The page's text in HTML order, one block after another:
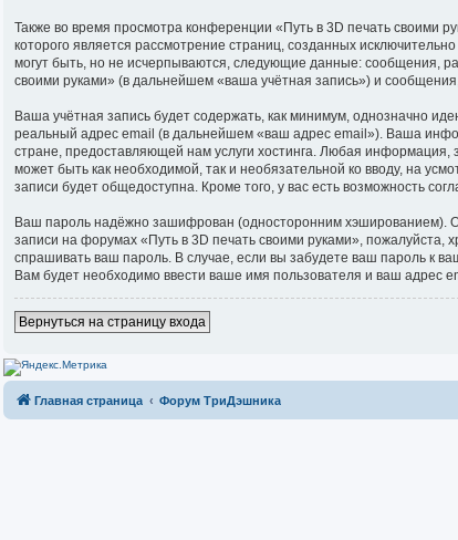
Также во время просмотра конференции «Путь в 3D печать своими
которого является рассмотрение страниц, созданных
могут быть, но не исчерпываются, следующие данные: сообщения,
своими руками» (в дальнейшем «ваша учётная запись») и
Ваша учётная запись будет содержать, как минимум, однозначно
реальный адрес email (в дальнейшем «ваш адрес email»). Ваша
стране, предоставляющей нам услуги хостинга. Любая
может быть как необходимой, так и необязательной ко вводу, на
записи будет общедоступна. Кроме того, у вас есть возможность
Ваш пароль надёжно зашифрован (односторонним хэшированием).
записи на форумах «Путь в 3D печать своими руками», пожалуйста,
спрашивать ваш пароль. В случае, если вы забудете ваш пароль к
Вам будет необходимо ввести ваше имя пользователя и ваш адрес
Вернуться на страницу входа
Главная страница Форум ТриДэшника